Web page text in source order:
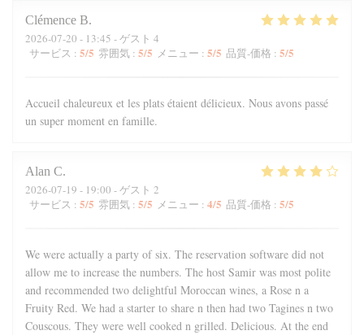
Clémence B
2026-07-20 - 13:45 - ゲスト 4
サービス : 5/5 雰囲気 : 5/5 メニュー : 5/5 品質-価格 : 5/5
Accueil chaleureux et les plats étaient délicieux. Nous avons passé
un super moment en famille.
Alan C
2026-07-19 - 19:00 - ゲスト 2
サービス : 5/5 雰囲気 : 5/5 メニュー : 4/5 品質-価格 : 5/5
We were actually a party of six. The reservation software did not
allow me to increase the numbers. The host Samir was most polite
and recommended two delightful Moroccan wines, a Rose n a
Fruity Red. We had a starter to share n then had two Tagines n two
Couscous. They were well cooked n grilled. Delicious. At the end